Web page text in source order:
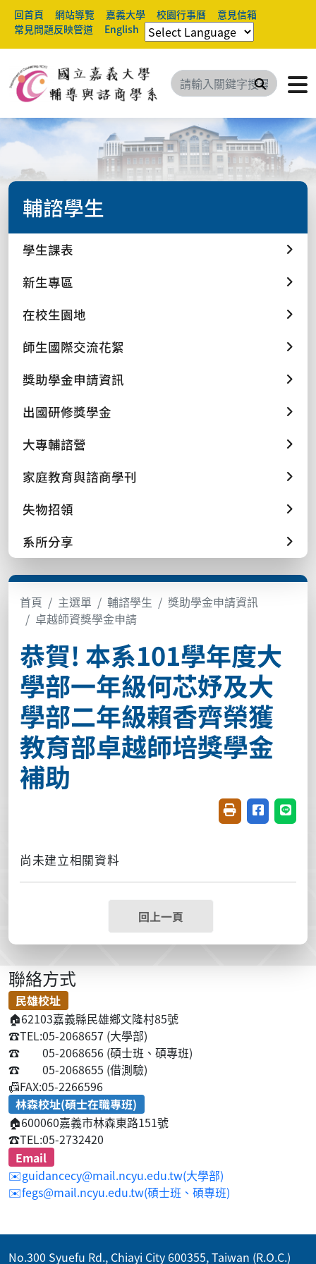
回首頁 網站導覽 嘉義大學 校園行事曆
意見信箱
常見問題反映管道
English
搜尋
輔諮學生
學生課表
新生專區
在校生園地
師生國際交流花絮
獎助學金申請資訊
出國研修獎學金
大專輔諮營
家庭教育與諮商學刊
失物招領
系所分享
首頁 主選單 輔諮學生
獎助學金申請資訊
卓越師資獎學金申請
恭賀! 本系101學年度大
學部一年級何芯妤及大
學部二年級賴香齊榮獲
教育部卓越師培獎學金
補助
友善列印(開新視
分享至臉書
分享
尚未建立相關資料
回上一頁
聯絡方式
民雄校址
🏠62103嘉義縣民雄鄉文隆村85號
☎️TEL:05-2068657 (大學部)
☎️ 05-2068656 (碩士班、碩專班)
☎️ 05-2068655 (借測驗)
📠FAX:05-2266596
林森校址(碩士在職專班)
🏠600060嘉義市林森東路151號
☎️TEL:05-2732420
Email
✉️guidancecy@mail.ncyu.edu.tw(大學部)
✉️fegs@mail.ncyu.edu.tw(碩士班、碩專班)
No.300 Syuefu Rd., Chiayi City 600355, Taiwan (R.O.C.)